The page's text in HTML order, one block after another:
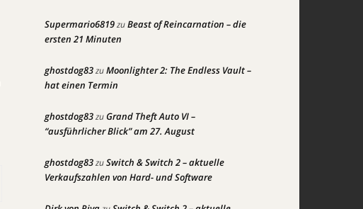
Supermario6819zuBeast of Reincarnation – die
ersten 21 Minuten
ghostdog83zuMoonlighter 2: The Endless Vault –
hat einen Termin
ghostdog83zuGrand Theft Auto VI –
“ausführlicher Blick” am 27. August
ghostdog83zuSwitch & Switch 2 – aktuelle
Verkaufszahlen von Hard- und Software